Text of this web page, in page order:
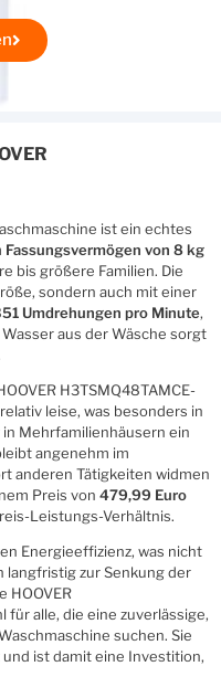
ist ein echtes
Fassungsvermögen von 8 kg
bis größere Familien. Die
sondern auch mit einer
Umdrehungen pro Minute,
aus der Wäsche sorgt
H3TSMQ48TAMCE-
leise, was besonders in
Mehrfamilienhäusern ein
angenehm im
anderen Tätigkeiten widmen
Preis von 479,99 Euro
Leistungs-Verhältnis.
Energieeffizienz, was nicht
langfristig zur Senkung der
HOOVER
für alle, die eine zuverlässige,
suchen. Sie
ist damit eine Investition,